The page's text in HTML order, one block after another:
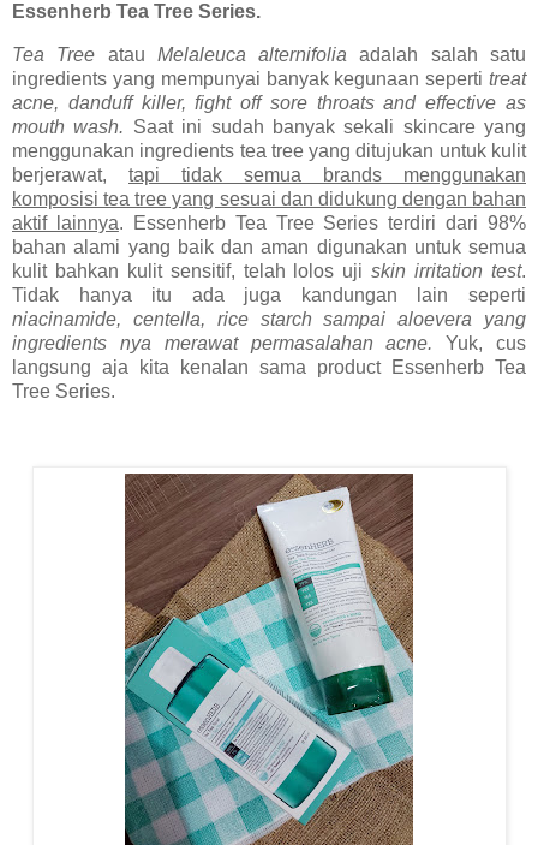
Essenherb Tea Tree Series.
Tea Tree atau Melaleuca alternifolia adalah salah satu
ingredients yang mempunyai banyak kegunaan seperti treat
acne, danduff killer, fight off sore throats and effective as
mouth wash. Saat ini sudah banyak sekali skincare yang
menggunakan ingredients tea tree yang ditujukan untuk kulit
berjerawat, tapi tidak semua brands menggunakan
komposisi tea tree yang sesuai dan didukung dengan bahan
aktif lainnya. Essenherb Tea Tree Series terdiri dari 98%
bahan alami yang baik dan aman digunakan untuk semua
kulit bahkan kulit sensitif, telah lolos ujiskin irritation test.
Tidak hanya itu ada juga kandungan lain seperti
niacinamide, centella, rice starch sampai aloevera yang
ingredients nya merawat permasalahan acne.Yuk, cus
langsung aja kita kenalan sama product Essenherb Tea
Tree Series.